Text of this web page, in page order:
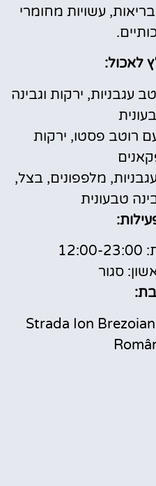
עשויות מחומרי
לאכול:
עגבניות, ירקות וגבינה
רוטב פסטו, ירקות
מלפפונים, בצל,
טבעונית
סגור
Strada Ion